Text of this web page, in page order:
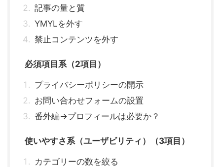
記事の量と質
YMYLを外す
禁止コンテンツを外す
必須項目系（2項目）
プライバシーポリシーの開示
お問い合わせフォームの設置
番外編→プロフィールは必要か？
使いやすさ系（ユーザビリティ）（3項目）
カテゴリーの数を絞る